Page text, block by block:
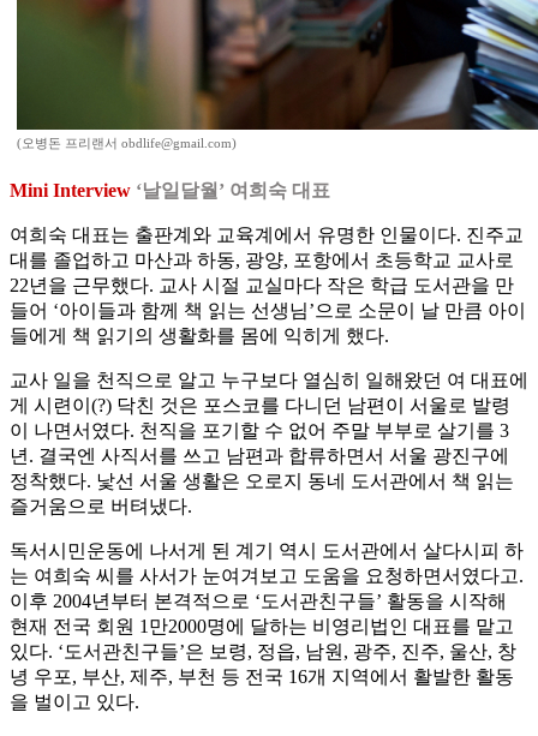
(오병돈 프리랜서 obdlife@gmail.com)
Mini Interview ‘날일달월’ 여희숙 대표
여희숙 대표는 출판계와 교육계에서 유명한 인물이다. 진주교
대를 졸업하고 마산과 하동, 광양, 포항에서 초등학교 교사로
22년을 근무했다. 교사 시절 교실마다 작은 학급 도서관을 만
들어 ‘아이들과 함께 책 읽는 선생님’으로 소문이 날 만큼 아이
들에게 책 읽기의 생활화를 몸에 익히게 했다.
교사 일을 천직으로 알고 누구보다 열심히 일해왔던 여 대표에
게 시련이(?) 닥친 것은 포스코를 다니던 남편이 서울로 발령
이 나면서였다. 천직을 포기할 수 없어 주말 부부로 살기를 3
년. 결국엔 사직서를 쓰고 남편과 합류하면서 서울 광진구에
정착했다. 낯선 서울 생활은 오로지 동네 도서관에서 책 읽는
즐거움으로 버텨냈다.
독서시민운동에 나서게 된 계기 역시 도서관에서 살다시피 하
는 여희숙 씨를 사서가 눈여겨보고 도움을 요청하면서였다고.
이후 2004년부터 본격적으로 ‘도서관친구들’ 활동을 시작해
현재 전국 회원 1만2000명에 달하는 비영리법인 대표를 맡고
있다. ‘도서관친구들’은 보령, 정읍, 남원, 광주, 진주, 울산, 창
녕 우포, 부산, 제주, 부천 등 전국 16개 지역에서 활발한 활동
을 벌이고 있다.